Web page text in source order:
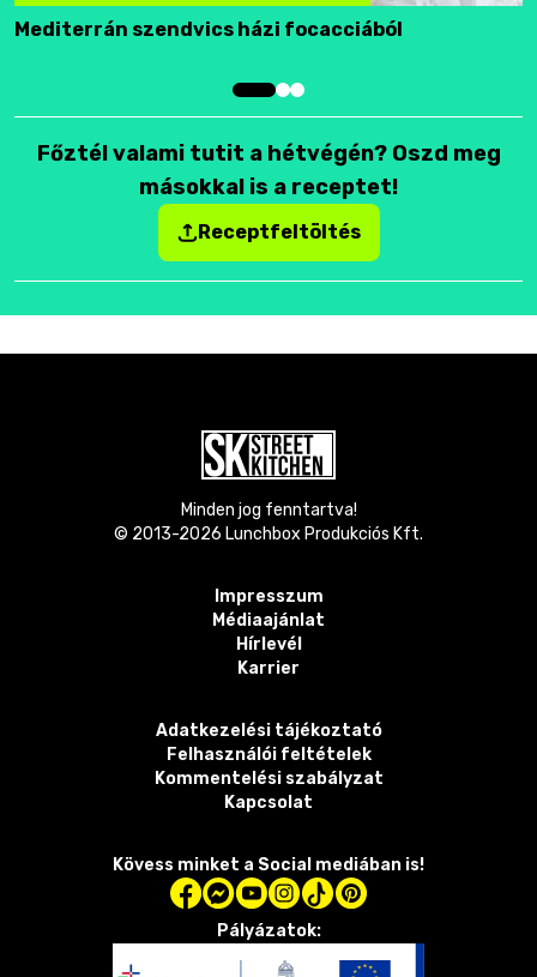
Mediterrán szendvics házi focacciából
Főztél valami tutit a hétvégén? Oszd meg
másokkal is a receptet!
Receptfeltöltés
Minden jog fenntartva!
© 2013-2026 Lunchbox Produkciós Kft.
Impresszum
Médiaajánlat
Hírlevél
Karrier
Adatkezelési tájékoztató
Felhasználói feltételek
Kommentelési szabályzat
Kapcsolat
Kövess minket a Social mediában is!
Pályázatok: